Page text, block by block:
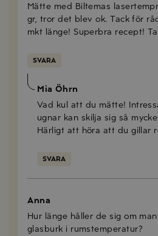
Mätte med Biltemas
gr, tror det blev ok. Tack för
mkt länge! Superbra recept!
SVARA
Mia Öhrn
Vad kul att du mätte!
ugnar kan skilja sig så
Härligt att höra att du gillar
SVARA
Anna
Hur länge håller de sig om
glasburk i rumstemperatur?